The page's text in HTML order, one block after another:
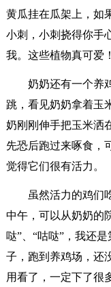
黄瓜挂在瓜架上，如
小刺，小刺挠得你手
我。这些植物真可爱！
奶奶还有一个养
跳，看见奶奶拿着玉
奶刚刚伸手把玉米洒
先恐后跑过来啄食，
觉得它们很有活力。
虽然活力的鸡们
中午，可以从奶奶的
哒”、“咕哒”，我还
子，跑到养鸡场，还
用看了，一定下了很